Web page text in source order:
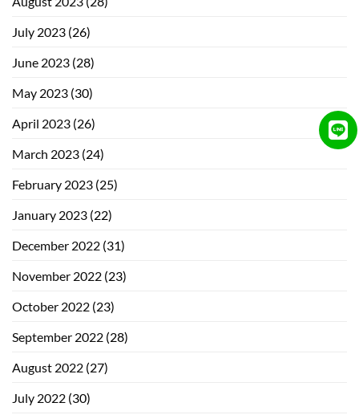
July 2023 (26)
June 2023 (28)
May 2023 (30)
April 2023 (26)
March 2023 (24)
February 2023 (25)
January 2023 (22)
December 2022 (31)
November 2022 (23)
October 2022 (23)
September 2022 (28)
August 2022 (27)
July 2022 (30)